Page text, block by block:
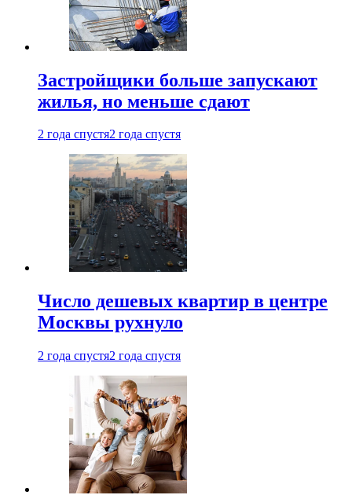
Застройщики больше запускают
жилья, но меньше сдают
2 года спустя2 года спустя
Число дешевых квартир в центре
Москвы рухнуло
2 года спустя2 года спустя